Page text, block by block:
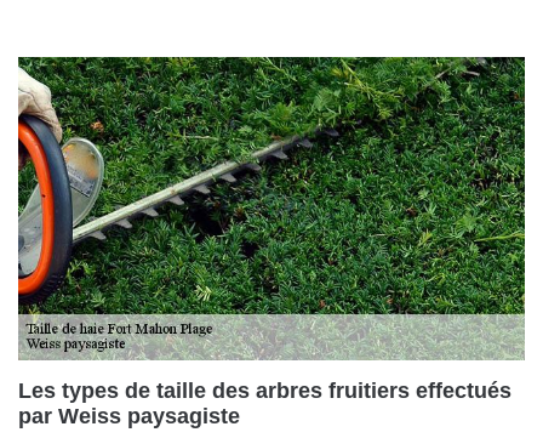
Les types de taille des arbres fruitiers effectués
par Weiss paysagiste